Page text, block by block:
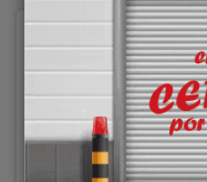
Acceder
Nombre de usuario